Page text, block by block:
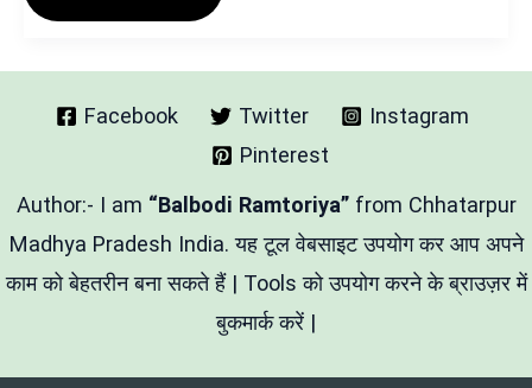
RTI
Generator
–
ऑनलाइन
ड्राफ्ट
कैसे
बनाएं?
Facebook Twitter
Instagram
Pinterest
Author:- I am “Balbodi Ramtoriya” from Chhatarpur
Madhya Pradesh India. यह टूल वेबसाइट उपयोग कर आप अपने
काम को बेहतरीन बना सकते हैं | Tools को उपयोग करने के ब्राउज़र में
बुकमार्क करें |